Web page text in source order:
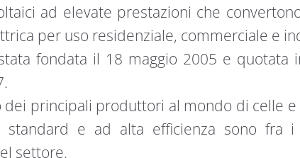
ad elevate prestazioni che
per uso residenziale, commerciale e
fondata il 18 maggio 2005 e quotata
dei principali produttori al mondo di celle
standard e ad alta efficienza sono fra
settore.